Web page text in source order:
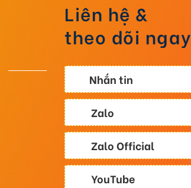
Liên hệ &
theo dõi ngay
Nhắn tin
Zalo
Zalo Official
YouTube